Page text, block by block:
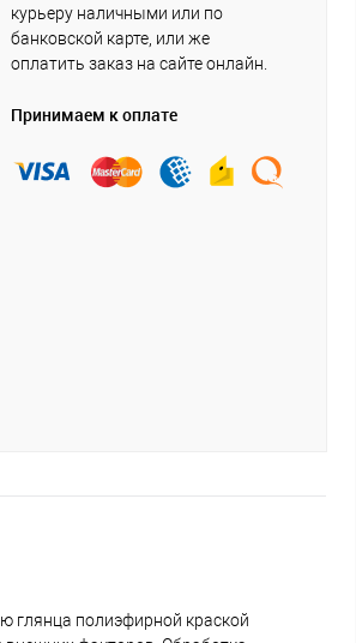
курьеру наличными или по
банковской карте, или же
оплатить заказ на сайте онлайн.
Принимаем к оплате
глянца полиэфирной краской